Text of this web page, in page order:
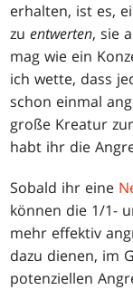
erhalten, ist es,
zuentwerten, sie
mag wie ein
ich wette, dass
schon einmal
große Kreatur
habt ihr die
Sobald ihr eine
können die 1/1-
mehr effektiv
dazu dienen, im
potenziellen